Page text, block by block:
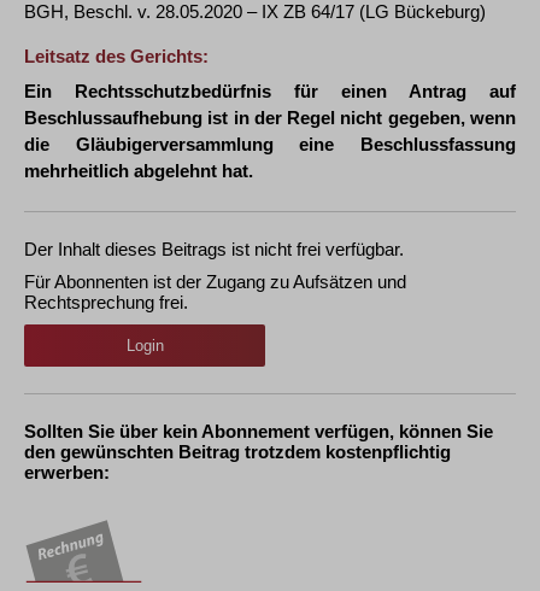
BGH, Beschl. v. 28.05.2020 – IX ZB 64/17 (LG Bückeburg)
Leitsatz des Gerichts:
Ein Rechtsschutzbedürfnis für einen Antrag auf
Beschlussaufhebung ist in der Regel nicht gegeben, wenn
die Gläubigerversammlung eine Beschlussfassung
mehrheitlich abgelehnt hat.
Der Inhalt dieses Beitrags ist nicht frei verfügbar.
Für Abonnenten ist der Zugang zu Aufsätzen und
Rechtsprechung frei.
Login
Sollten Sie über kein Abonnement verfügen, können Sie
den gewünschten Beitrag trotzdem kostenpflichtig
erwerben: